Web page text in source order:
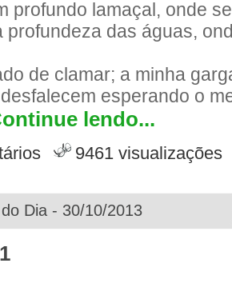
profundo lamaçal, onde
profundeza das águas,
de clamar; a minha
esperando o
lendo...
9461 visualizações
Dia - 30/10/2013